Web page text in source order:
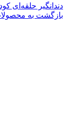
دندانگیر حلقه‌ای
بازگشت به